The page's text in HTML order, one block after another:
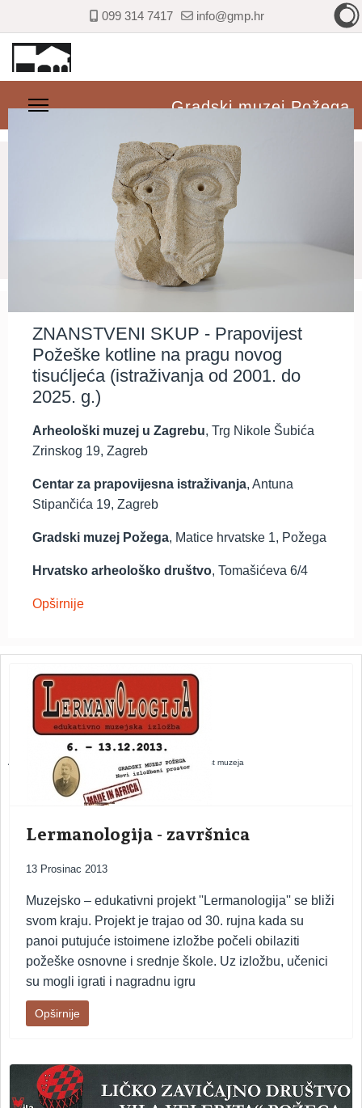
099 314 7417 info@gmp.hr
Gradski muzej Požega
ARHEOLOŠKI ODJEL – odjel s kojim započinje povijest muzeja
ZNANSTVENI SKUP - Prapovijest
Požeške kotline na pragu novog
tisućljeća (istraživanja od 2001. do
2025. g.)
Arheološki muzej u Zagrebu, Trg Nikole Šubića
Zrinskog 19, Zagreb
Centar za prapovijesna istraživanja, Antuna
Stipančića 19, Zagreb
Gradski muzej Požega, Matice hrvatske 1, Požega
Hrvatsko arheološko društvo, Tomašićeva 6/4
Opširnije
Lermanologija - završnica
13 Prosinac 2013
Muzejsko – edukativni projekt ''Lermanologija'' se bliži
svom kraju. Projekt je trajao od 30. rujna kada su
panoi putujuće istoimene izložbe počeli obilaziti
požeške osnovne i srednje škole. Uz izložbu, učenici
su mogli igrati i nagradnu igru
Opširnije